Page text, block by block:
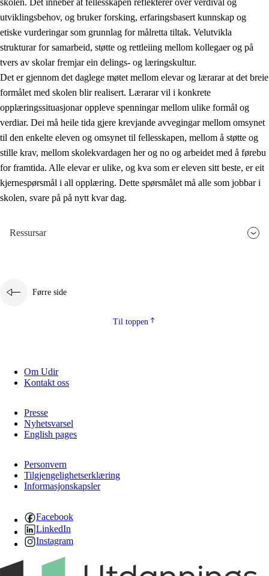
skolen. Det inneber at fellesskapen reflekterer over verdival og
utviklingsbehov, og bruker forsking, erfaringsbasert kunnskap og
etiske vurderingar som grunnlag for målretta tiltak. Velutvikla
strukturar for samarbeid, støtte og rettleiing mellom kollegaer og på
tvers av skolar fremjar ein delings- og læringskultur.
Det er gjennom det daglege møtet mellom elevar og lærarar at det breie
formålet med skolen blir realisert. Lærarar vil i konkrete
opplæringssituasjonar oppleve spenningar mellom ulike formål og
verdiar. Dei må heile tida gjere krevjande avvegingar mellom omsynet
til den enkelte eleven og omsynet til fellesskapen, mellom å støtte og
stille krav, mellom skolekvardagen her og no og arbeidet med å førebu
for framtida. Alle elevar er ulike, og kva som er eleven sitt beste, er eit
kjernespørsmål i all opplæring. Dette spørsmålet må alle som jobbar i
skolen, svare på på nytt kvar dag.
Ressursar
Førre side
Til toppen
Om Udir
Kontakt oss
Presse
Nyhetsvarsel
English pages
Personvern
Tilgjengelighetserklæring
Informasjonskapsler
Facebook
LinkedIn
Instagram